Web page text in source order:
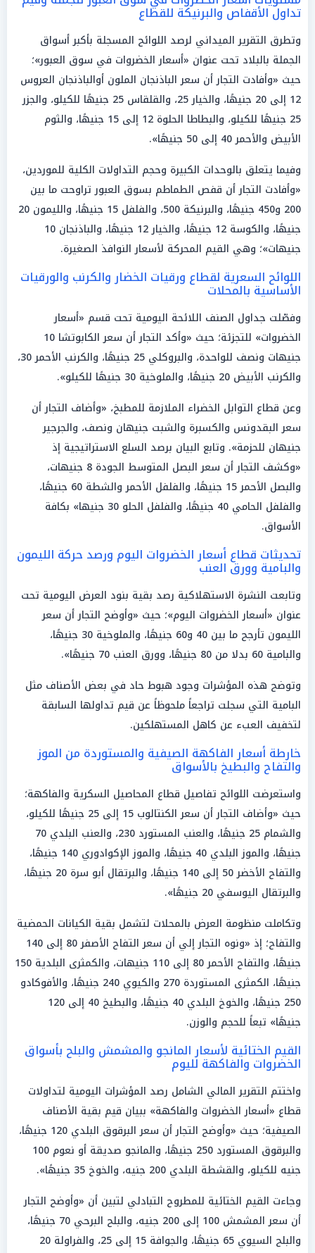
تداول الأقفاص والبرنيكة للقطاع
وتطرق التقرير الميداني لرصد اللوائح المسجلة بأكبر أسواق
الجملة بالبلاد تحت عنوان «أسعار الخضروات في سوق العبور»؛
حيث «وأفادت التجار أن سعر الباذنجان الملون أوالباذنجان العروس
12 إلى 20 جنيهًا، والخيار 25، والقلقاس 25 جنيهًا للكيلو، والجزر
25 جنيهًا للكيلو، والبطاطا الحلوة 12 إلى 15 جنيهًا، والثوم
الأبيض والأحمر 40 إلى 50 جنيهًا».
وفيما يتعلق بالوحدات الكبيرة وحجم التداولات الكلية للموردين،
«وأفادت التجار أن قفص الطماطم بسوق العبور تراوحت ما بين
200 و450 جنيهًا، والبرنيكة 500، والفلفل 15 جنيهًا، والليمون 20
جنيهًا، والكوسة 12 جنيهًا، والخيار 12 جنيهًا، والباذنجان 10
جنيهات»؛ وهي القيم المحركة لأسعار النوافذ الصغيرة.
اللوائح السعرية لقطاع ورقيات الخضار والكرنب والورقيات
الأساسية بالمحلات
وفصّلت جداول الصنف اللائحة اليومية تحت قسم «أسعار
الخضروات» للتجزئة؛ حيث «وأكد التجار أن سعر الكابوتشا 10
جنيهات ونصف للواحدة، والبروكلي 25 جنيهًا، والكرنب الأحمر 30،
والكرنب الأبيض 20 جنيهًا، والملوخية 30 جنيهًا للكيلو».
وعن قطاع التوابل الخضراء الملازمة للمطبخ، «وأضاف التجار أن
سعر البقدونس والكسبرة والشبت جنيهان ونصف، والجرجير
جنيهان للحزمة». وتابع البيان برصد السلع الاستراتيجية إذ
«وكشف التجار أن سعر البصل المتوسط الجودة 8 جنيهات،
والبصل الأحمر 15 جنيهًا، والفلفل الأحمر والشطة 60 جنيهًا،
والفلفل الحامي 40 جنيهًا، والفلفل الحلو 30 جنيها» بكافة
الأسواق.
تحديثات قطاع أسعار الخضروات اليوم ورصد حركة الليمون
والبامية وورق العنب
وتابعت النشرة الاستهلاكية رصد بقية بنود العرض اليومية تحت
عنوان «أسعار الخضروات اليوم»؛ حيث «وأوضح التجار أن سعر
الليمون تأرجح ما بين 40 و60 جنيهًا، والملوخية 30 جنيهًا،
والبامية 60 بدلا من 80 جنيهًا، وورق العنب 70 جنيهًا».
وتوضح هذه المؤشرات وجود هبوط حاد في بعض الأصناف مثل
البامية التي سجلت تراجعاً ملحوظاً عن قيم تداولها السابقة
لتخفيف العبء عن كاهل المستهلكين.
خارطة أسعار الفاكهة الصيفية والمستوردة من الموز
والتفاح والبطيخ بالأسواق
واستعرضت اللوائح تفاصيل قطاع المحاصيل السكرية والفاكهة؛
حيث «وأضاف التجار أن سعر الكنتالوب 15 إلى 25 جنيهًا للكيلو،
والشمام 25 جنيهًا، والعنب المستورد 230، والعنب البلدي 70
جنيهًا، والموز البلدي 40 جنيهًا، والموز الإكوادوري 140 جنيهًا،
والتفاح الأخضر 50 إلى 140 جنيهًا، والبرتقال أبو سرة 20 جنيهًا،
والبرتقال اليوسفي 20 جنيهًا».
وتكاملت منظومة العرض بالمحلات لتشمل بقية الكيانات الحمضية
والتفاح؛ إذ «ونوه التجار إلي أن سعر التفاح الأصفر 80 إلى 140
جنيهًا، والتفاح الأحمر 80 إلى 110 جنيهات، والكمثرى البلدية 150
جنيهًا، الكمثرى المستوردة 270 والكيوي 240 جنيهًا، والأفوكادو
250 جنيهًا، والخوخ البلدي 40 جنيهًا، والبطيخ 40 إلى 120
جنيهًا» تبعاً للحجم والوزن.
القيم الختائية لأسعار المانجو والمشمش والبلح بأسواق
الخضروات والفاكهة لليوم
واختتم التقرير المالي الشامل رصد المؤشرات اليومية لتداولات
قطاع «أسعار الخضروات والفاكهة» ببيان قيم بقية الأصناف
الصيفية؛ حيث «وأوضح التجار أن سعر البرقوق البلدي 120 جنيهًا،
والبرقوق المستورد 250 جنيهًا، والمانجو صديقة أو نعوم 100
جنيه للكيلو، والقشطة البلدي 200 جنيه، والخوخ 35 جنيهًا».
وجاءت القيم الختائية للمطروح التبادلي لتبين أن «وأوضح التجار
أن سعر المشمش 100 إلى 200 جنيه، والبلح البرحي 70 جنيهًا،
والبلح السيوي 65 جنيهًا، والجوافة 15 إلى 25، والفراولة 20